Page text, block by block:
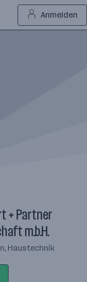
Anmelden
+ Partner
m.b.H.
Haustechnik